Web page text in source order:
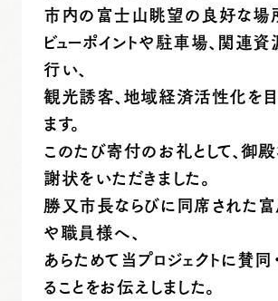
市内の富士山眺望の良好な場
ビューポイントや駐車場、関連
行い、
観光誘客、地域経済活性化を目
ます。
このたび寄付のお礼として、御
謝状をいただきました。
勝又市長ならびに同席された
や職員様へ、
あらためて当プロジェクトに賛同
ることをお伝えしました。